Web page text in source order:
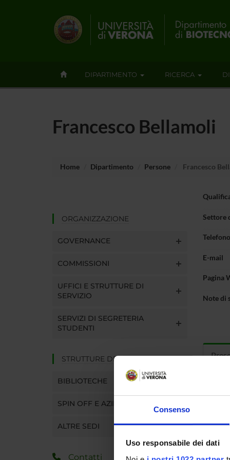
Consenso
Uso responsabile dei dati
DIPARTIMENTO RICERCA
Francesco Bellamoli
Home Dipartimento Persone Francesco
ORGANIZZAZIONE
GOVERNANCE
COMMISSIONI
UFFICI E STRUTTURE DI
SERVIZIO
SERVIZI DI SEGRETERIA
STUDENTI
STRUTTURE DEL DIPARTIMENTO
BIBLIOTECHE
SPIN OFF E AZIENDE
ALTRE SEDI
Contatti
Settore
Telefono
E-mail
Pagina
Note di